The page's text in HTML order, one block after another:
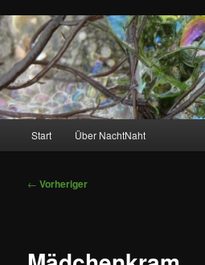
Start Über NachtNaht
Beitragsnavigation
← Vorheriger